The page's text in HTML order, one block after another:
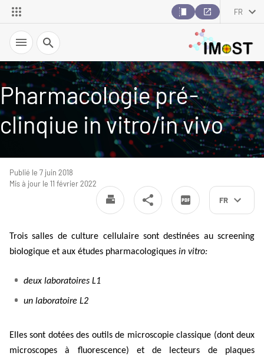
FR
Recherche
Pharmacologie pré-
clinqiue in vitro/in vivo
FR
Publié le 7 juin 2018
Mis à jour le 11 février 2022
Trois salles de culture cellulaire sont destinées au screening
biologique et aux études pharmacologiques in vitro:
deux laboratoires L1
un laboratoire L2
Elles sont dotées des outils de microscopie classique (dont deux
microscopes à fluorescence) et de lecteurs de plaques